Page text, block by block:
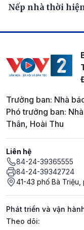
Nếp nhà thời
Trưởng ban: Nhà
Phó trưởng ban:
Thân, Hoài Thu
Liên hệ
84-24-39365555
84-24-39342724
41-43 phố Bà Triệu,
Phát triển và vận
Mạng xã hội
Theo dõi: